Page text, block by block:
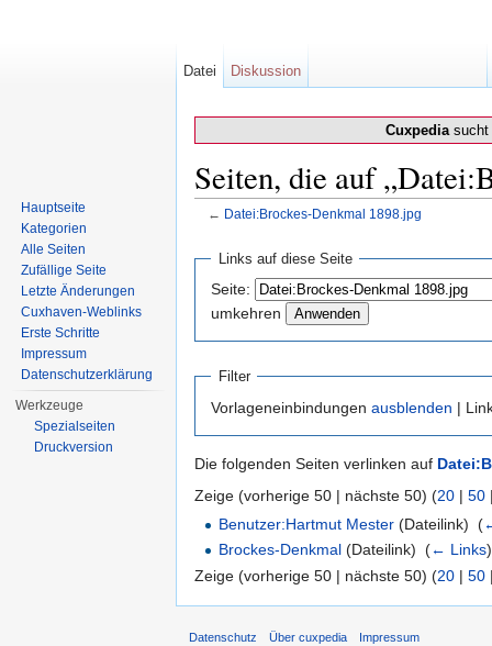
Cuxpediasucht
Seiten, die auf
← Datei:Brockes-Denkmal 1898.jpg
Links auf diese Seite
Seite:
umkehren
Filter
Vorlageneinbindungen ausblenden |
Die folgenden Seiten verlinken auf
Zeige (vorherige 50 | nächste 50) (20 | 50
Benutzer:Hartmut Mester (Dateilink) ‎ (
Brockes-Denkmal (Dateilink) ‎ (← Links)
Zeige (vorherige 50 | nächste 50) (20 | 50
Datei Diskussion
Hauptseite
Kategorien
Alle Seiten
Zufällige Seite
Letzte Änderungen
Cuxhaven-Weblinks
Erste Schritte
Impressum
Datenschutzerklärung
Werkzeuge
Spezialseiten
Druckversion
Datenschutz Über cuxpedia Impressum